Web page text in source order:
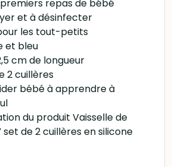
repas de bébé
et à désinfecter
les tout-petits
et bleu
cm de longueur
2 cuillères
bébé à apprendre à
du produit Vaisselle de
set de 2 cuillères en silicone